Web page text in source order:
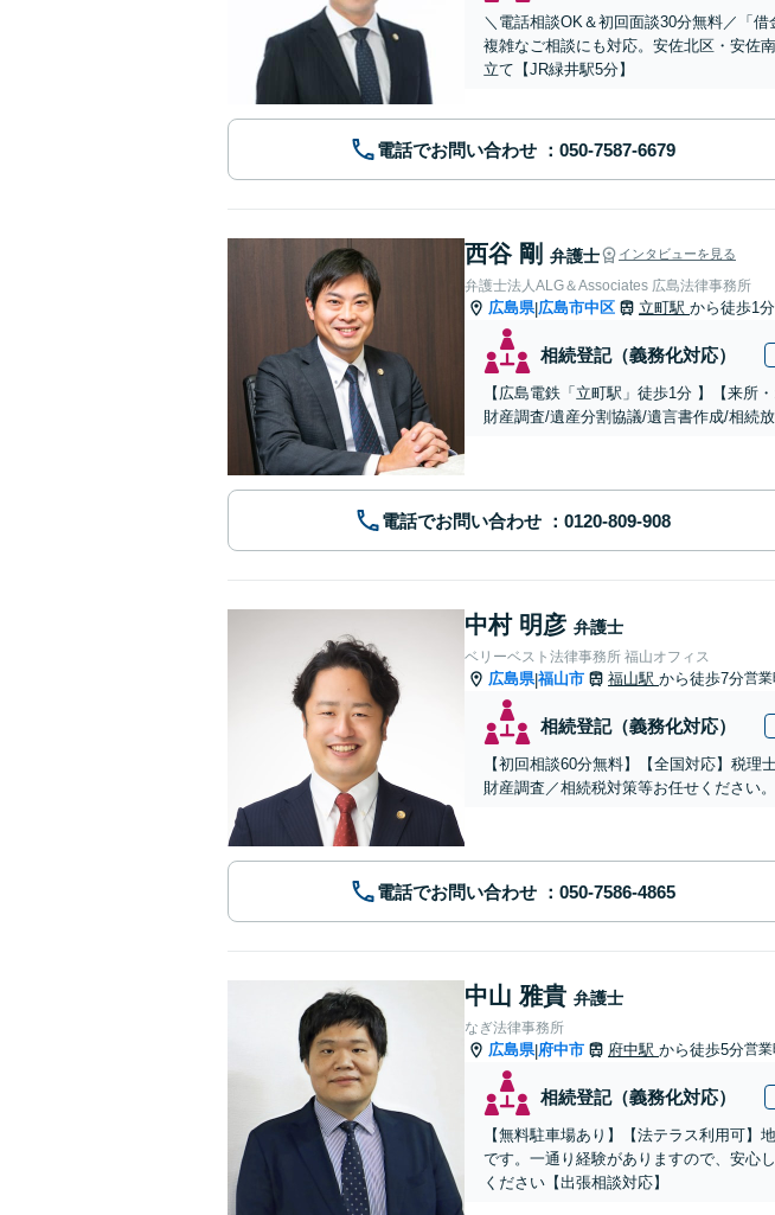
＼電話相談OK＆初回面談30分無料／「
複雑なご相談にも対応。安佐北区・安佐
立て【JR緑井駅5分】
電話でお問い合わせ
西谷 剛 弁護士 インタビューを見る
弁護士法人ALG＆Associates 広島法律事務所
広島県|広島市中区 立町駅 から徒歩1分
相続登記（義務化対応）
【広島電鉄「立町駅」徒歩1分 】【来所
財産調査/遺産分割協議/遺言書作成/相続
電話でお問い合わせ
中村 明彦 弁護士
ベリーベスト法律事務所 福山オフィス
広島県|福山市 福山駅 から徒歩7分営業
相続登記（義務化対応）
【初回相談60分無料】【全国対応】税
財産調査／相続税対策等お任せください
電話でお問い合わせ
中山 雅貴 弁護士
なぎ法律事務所
広島県|府中市 府中駅 から徒歩5分営業
相続登記（義務化対応）
【無料駐車場あり】【法テラス利用可
です。一通り経験がありますので、安心
ください【出張相談対応】